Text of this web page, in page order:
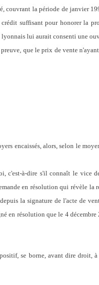
couvrant la période de janvier
suffisant pour honorer la
lui aurait consenti une
que le prix de vente
encaissés, alors, selon le
c'est-à-dire s'il connaît le vice
en résolution qui révèle la
la signature de l'acte de
en résolution que le 4 décembre
se borne, avant dire droit,